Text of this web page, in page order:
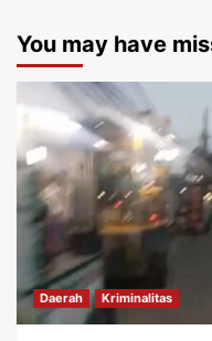
You may have
Daerah Kriminalitas